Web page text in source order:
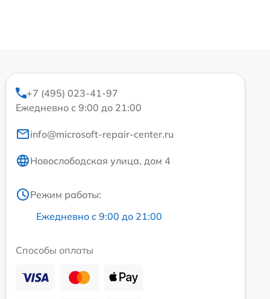
+7 (495) 023-41-97
Ежедневно с 9:00 до 21:00
info@microsoft-repair-center.ru
Новослободская улица, дом 4
Режим работы:
Ежедневно с 9:00 до 21:00
Способы оплаты